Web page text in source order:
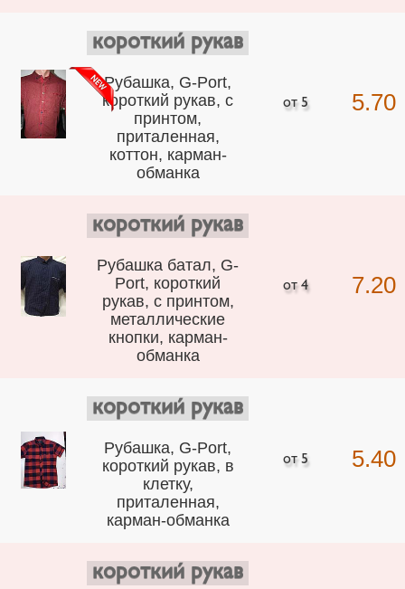
короткий рукав
Рубашка, G-Port,
короткий рукав, с
принтом,
приталенная,
коттон, карман-
обманка
5.70
короткий рукав
Рубашка батал, G-
Port, короткий
рукав, с принтом,
металлические
кнопки, карман-
обманка
7.20
короткий рукав
Рубашка, G-Port,
короткий рукав, в
клетку,
приталенная,
карман-обманка
5.40
короткий рукав